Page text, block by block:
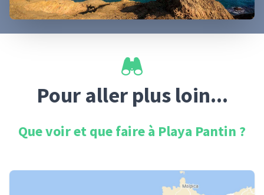
Pour aller plus loin...
Que voir et que faire à Playa Pantin ?